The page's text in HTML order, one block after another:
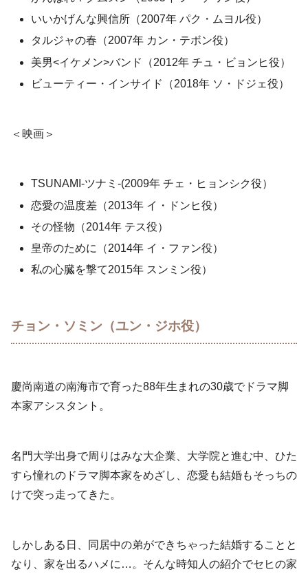
いいかげんな興信所（2007年 パク・ムヨル役）
タルジャの春（2007年 カン・テボン役）
美男<イケメン>バンド（2012年 チュ・ビョンヒ役）
ビューティー・インサイド（2018年 ソ・ドジェ役）
＜映画＞
TSUNAMI-ツナミ-(2009年 チェ・ヒョンシク役）
恋愛の温度差（2013年 イ・ドンヒ役）
その怪物（2014年 テス役）
皇帝のために（2014年 イ・ファン役）
私の心臓を撃て2015年 スンミン役）
チョン・ソミン（ユン・ジホ役）
慶尚南道の南海市で育った88年生まれの30歳でドラマ脚
本家アシスタント。
名門大学出身で周りはみな大企業、大学院と進む中、ひた
すら憧れのドラマ脚本家をめざし、恋愛も結婚もそっちの
けで突っ走ってきた。
しかしある日、同居中の弟ができちゃった結婚することと
なり、家を出るハメに…。そんな時知人の紹介でセヒの家